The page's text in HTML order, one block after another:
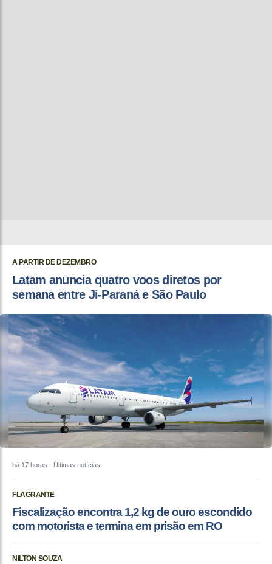
A PARTIR DE DEZEMBRO
Latam anuncia quatro voos diretos por
semana entre Ji-Paraná e São Paulo
há 17 horas - Últimas notícias
FLAGRANTE
Fiscalização encontra 1,2 kg de ouro escondido
com motorista e termina em prisão em RO
NILTON SOUZA